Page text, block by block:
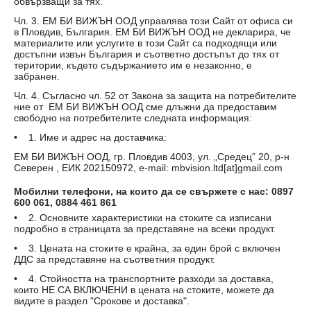
Чл. 3. ЕМ БИ ВИЖЪН ООД управлява този Сайт от офисa си
в Пловдив, България. ЕМ БИ ВИЖЪН ООД не декларира, че
материалите или услугите в този Сайт са подходящи или
достъпни извън България и съответно достъпът до тях от
територии, където съдържанието им е незаконно, е
забранен.
Чл. 4. Съгласно чл. 52 от Закона за защита на потребителите
ние от ЕМ БИ ВИЖЪН ООД сме длъжни да предоставим
свободно на потребителите следната информация:
• 1. Име и адрес на доставчика:
ЕМ БИ ВИЖЪН ООД, гр. Пловдив 4003, ул. „Средец” 20, р-н
Северен , ЕИК 202150972, e-mail: mbvision.ltd[at]gmail.com
Мобилни телефони, на които да се свържете с нас: 0897
600 061, 0884 461 861
• 2. Основните характеристики на стоките са изписани
подробно в страницата за представяне на всеки продукт.
• 3. Цената на стоките е крайна, за един брой с включен
ДДС за представяне на съответния продукт.
• 4. Стойността на транспортните разходи за доставка,
които НЕ СА ВКЛЮЧЕНИ в цената на стоките, можете да
видите в раздел "Срокове и доставка".